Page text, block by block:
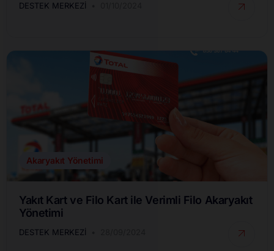
DESTEK MERKEZI
Akaryakıt Yönetimi
Yakıt Kart ve Filo Kart ile Verimli Filo Akaryakıt
Yönetimi
DESTEK MERKEZI